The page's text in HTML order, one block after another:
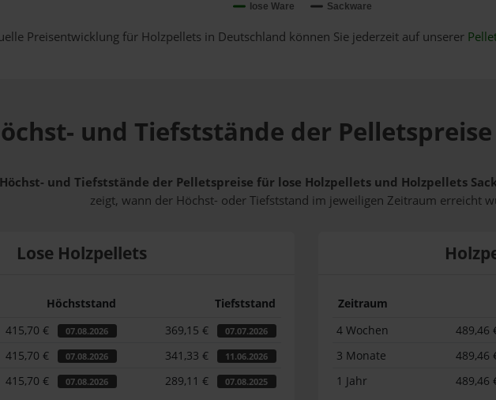
lose Ware Sackware
Preisentwicklung für Holzpellets in Deutschland können Sie jederzeit auf unserer
und Tiefststände der
Höchst- und Tiefststände der Pelletspreise für lose Holzpellets und Holzpellets
zeigt, wann der Höchst- oder Tiefststand im jeweiligen Zeitraum erreicht
Lose Holzpellets
Höchststand
Tiefststand
415,70 € 07.08.2026 369,15 € 07.07.2026
415,70 € 07.08.2026 341,33 € 11.06.2026
415,70 € 07.08.2026 289,11 € 07.08.2025
Zeitraum
4 Wochen
489,46
3 Monate 489,46
1 Jahr 489,46